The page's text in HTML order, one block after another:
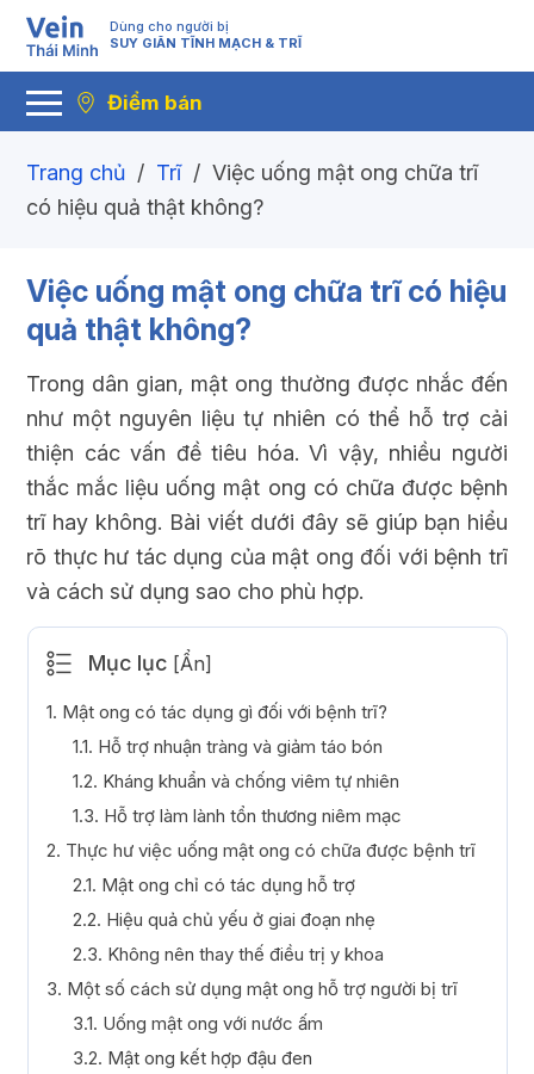
Dùng cho người bị
SUY GIÃN TĨNH MẠCH & TRĨ
Điểm bán
Trang chủ / Trĩ / Việc uống mật ong chữa trĩ
có hiệu quả thật không?
Việc uống mật ong chữa trĩ có hiệu
quả thật không?
Trong dân gian, mật ong thường được nhắc đến
như một nguyên liệu tự nhiên có thể hỗ trợ cải
thiện các vấn đề tiêu hóa. Vì vậy, nhiều người
thắc mắc liệu uống mật ong có chữa được bệnh
trĩ hay không. Bài viết dưới đây sẽ giúp bạn hiểu
rõ thực hư tác dụng của mật ong đối với bệnh trĩ
và cách sử dụng sao cho phù hợp.
Mục lục [Ẩn]
1. Mật ong có tác dụng gì đối với bệnh trĩ?
1.1. Hỗ trợ nhuận tràng và giảm táo bón
1.2. Kháng khuẩn và chống viêm tự nhiên
1.3. Hỗ trợ làm lành tổn thương niêm mạc
2. Thực hư việc uống mật ong có chữa được bệnh trĩ
2.1. Mật ong chỉ có tác dụng hỗ trợ
2.2. Hiệu quả chủ yếu ở giai đoạn nhẹ
2.3. Không nên thay thế điều trị y khoa
3. Một số cách sử dụng mật ong hỗ trợ người bị trĩ
3.1. Uống mật ong với nước ấm
3.2. Mật ong kết hợp đậu đen